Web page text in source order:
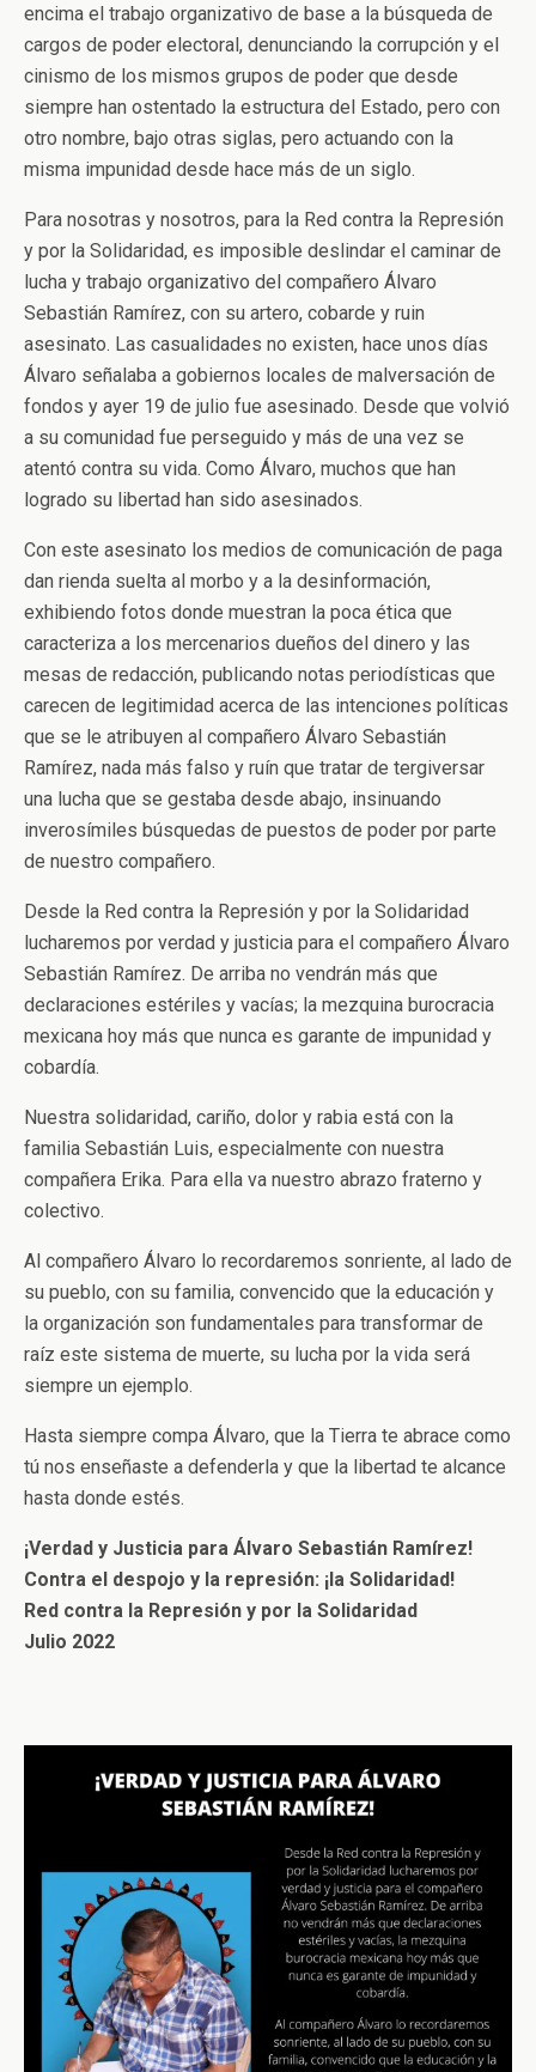
encima el trabajo organizativo de base a la búsqueda de
cargos de poder electoral, denunciando la corrupción y el
cinismo de los mismos grupos de poder que desde
siempre han ostentado la estructura del Estado, pero con
otro nombre, bajo otras siglas, pero actuando con la
misma impunidad desde hace más de un siglo.
Para nosotras y nosotros, para la Red contra la Represión
y por la Solidaridad, es imposible deslindar el caminar de
lucha y trabajo organizativo del compañero Álvaro
Sebastián Ramírez, con su artero, cobarde y ruin
asesinato. Las casualidades no existen, hace unos días
Álvaro señalaba a gobiernos locales de malversación de
fondos y ayer 19 de julio fue asesinado. Desde que volvió
a su comunidad fue perseguido y más de una vez se
atentó contra su vida. Como Álvaro, muchos que han
logrado su libertad han sido asesinados.
Con este asesinato los medios de comunicación de paga
dan rienda suelta al morbo y a la desinformación,
exhibiendo fotos donde muestran la poca ética que
caracteriza a los mercenarios dueños del dinero y las
mesas de redacción, publicando notas periodísticas que
carecen de legitimidad acerca de las intenciones políticas
que se le atribuyen al compañero Álvaro Sebastián
Ramírez, nada más falso y ruín que tratar de tergiversar
una lucha que se gestaba desde abajo, insinuando
inverosímiles búsquedas de puestos de poder por parte
de nuestro compañero.
Desde la Red contra la Represión y por la Solidaridad
lucharemos por verdad y justicia para el compañero Álvaro
Sebastián Ramírez. De arriba no vendrán más que
declaraciones estériles y vacías; la mezquina burocracia
mexicana hoy más que nunca es garante de impunidad y
cobardía.
Nuestra solidaridad, cariño, dolor y rabia está con la
familia Sebastián Luis, especialmente con nuestra
compañera Erika. Para ella va nuestro abrazo fraterno y
colectivo.
Al compañero Álvaro lo recordaremos sonriente, al lado de
su pueblo, con su familia, convencido que la educación y
la organización son fundamentales para transformar de
raíz este sistema de muerte, su lucha por la vida será
siempre un ejemplo.
Hasta siempre compa Álvaro, que la Tierra te abrace como
tú nos enseñaste a defenderla y que la libertad te alcance
hasta donde estés.
¡Verdad y Justicia para Álvaro Sebastián Ramírez!
Contra el despojo y la represión: ¡la Solidaridad!
Red contra la Represión y por la Solidaridad
Julio 2022